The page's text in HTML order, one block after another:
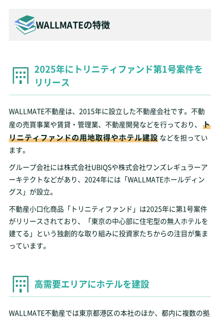
WALLMATEの特徴
2025年にトリニティファンド第1号案件を
リリース
WALLMATE不動産は、2015年に設立した不動産会社です。不動
産の売買事業や賃貸・管理業、不動産開発などを行っており、
ト
リニティファンドの用地取得やホテル建設 などを担ってい
ます。
グループ会社には株式会社UBIQSや株式会社ワンズレギュラーア
ーキテクトなどがあり、2024年には「WALLMATEホールディン
グス」が設立。
不動産小口化商品「トリニティファンド」は2025年に第1号案件
がリリースされており、「東京の中心部に住宅型の無人ホテルを
建てる」という独創的な取り組みに投資家たちからの注目が集ま
っています。
高需要エリアにホテルを建設
WALLMATE不動産では東京都港区の本社のほか、都内に複数の拠